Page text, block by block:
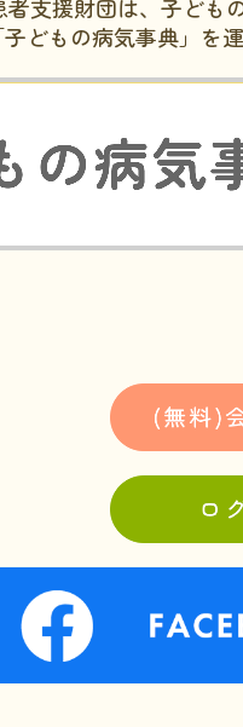
支援財団は、子ども
どもの病気事典」を運